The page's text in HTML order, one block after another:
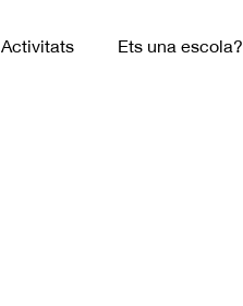
Activitats Ets una escola?